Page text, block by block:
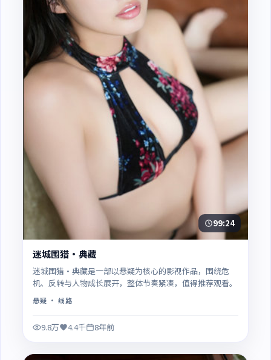
99:24
迷城围猎·典藏
迷城围猎·典藏是一部以悬疑为核心的影视作品，围绕危
机、反转与人物成长展开，整体节奏紧凑，值得推荐观看。
悬疑 · 线路
9.8万 4.4千 8年前